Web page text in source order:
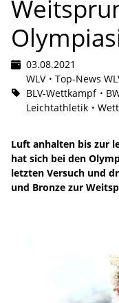
03.08.2021
WLV
Top-News
BLV-Wettkampf
Leichtathletik
Luft anhalten bis zur
hat sich bei den
letzten Versuch und
und Bronze zur